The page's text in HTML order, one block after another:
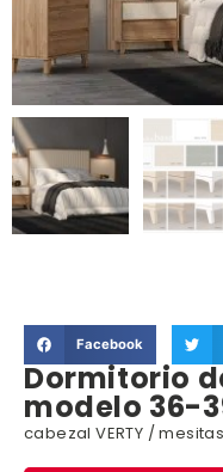
Facebook
Dormitorio
modelo 36-
cabezal VERTY /